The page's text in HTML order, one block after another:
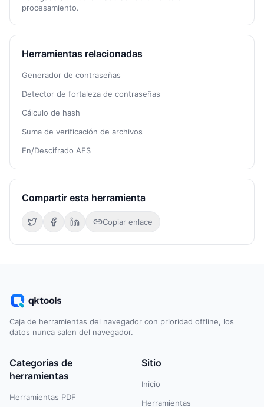
procesamiento.
Herramientas relacionadas
Generador de contraseñas
Detector de fortaleza de contraseñas
Cálculo de hash
Suma de verificación de archivos
En/Descifrado AES
Compartir esta herramienta
Copiar enlace
Caja de herramientas del navegador con prioridad offline, los
datos nunca salen del navegador.
Categorías de
herramientas
Herramientas PDF
Sitio
Inicio
Herramientas